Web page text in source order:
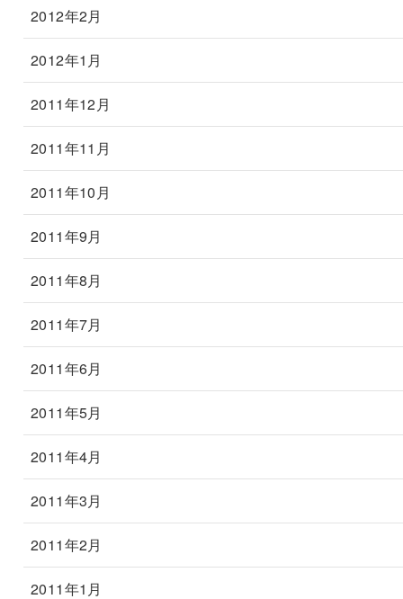
2012年2月
2012年1月
2011年12月
2011年11月
2011年10月
2011年9月
2011年8月
2011年7月
2011年6月
2011年5月
2011年4月
2011年3月
2011年2月
2011年1月